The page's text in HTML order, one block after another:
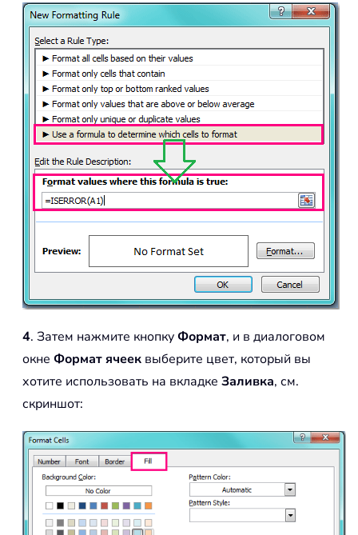
4. Затем нажмите кнопкуФормат, и в диалоговом
окне Формат ячеек выберите цвет, который вы
хотите использовать на вкладке Заливка, см.
скриншот: